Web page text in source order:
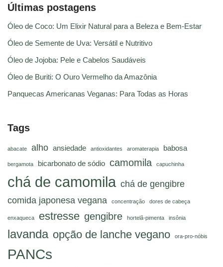
Últimas postagens
Óleo de Coco: Um Elixir Natural para a Beleza e Bem-Estar
Óleo de Semente de Uva: Versátil e Nutritivo
Óleo de Jojoba: Pele e Cabelos Saudáveis
Óleo de Buriti: O Ouro Vermelho da Amazônia
Panquecas Americanas Veganas: Para Todas as Horas
Tags
abacate alho ansiedade antioxidantes aromaterapia babosa
bergamota bicarbonato de sódio camomila capuchinha
chá de camomila chá de gengibre
comida japonesa vegana
concentração dores de cabeça
enxaqueca estresse gengibre hortelã-pimenta insônia
lavanda opção de lanche vegano ora-pro-nóbis
PANCs